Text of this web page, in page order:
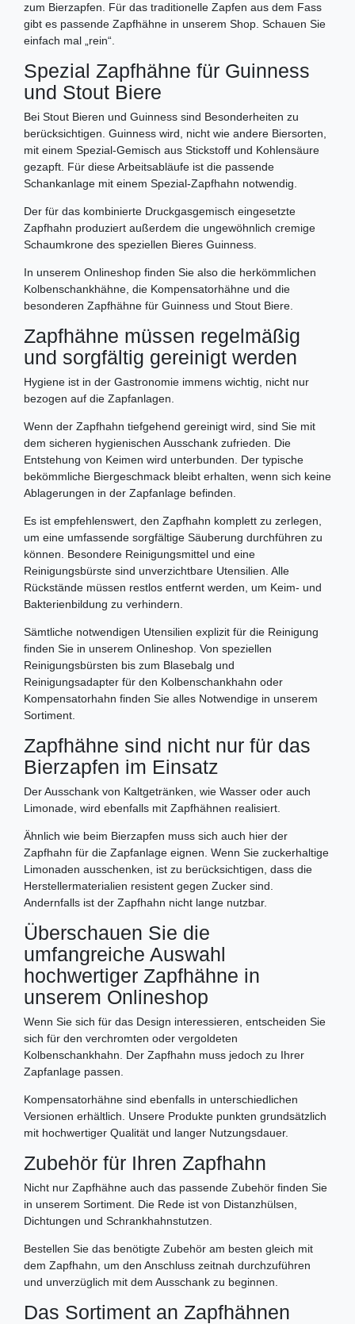
zum Bierzapfen. Für das traditionelle Zapfen aus dem Fass
gibt es passende Zapfhähne in unserem Shop. Schauen Sie
einfach mal „rein“.
Spezial Zapfhähne für Guinness
und Stout Biere
Bei Stout Bieren und Guinness sind Besonderheiten zu
berücksichtigen. Guinness wird, nicht wie andere Biersorten,
mit einem Spezial-Gemisch aus Stickstoff und Kohlensäure
gezapft. Für diese Arbeitsabläufe ist die passende
Schankanlage mit einem Spezial-Zapfhahn notwendig.
Der für das kombinierte Druckgasgemisch eingesetzte
Zapfhahn produziert außerdem die ungewöhnlich cremige
Schaumkrone des speziellen Bieres Guinness.
In unserem Onlineshop finden Sie also die herkömmlichen
Kolbenschankhähne, die Kompensatorhähne und die
besonderen Zapfhähne für Guinness und Stout Biere.
Zapfhähne müssen regelmäßig
und sorgfältig gereinigt werden
Hygiene ist in der Gastronomie immens wichtig, nicht nur
bezogen auf die Zapfanlagen.
Wenn der Zapfhahn tiefgehend gereinigt wird, sind Sie mit
dem sicheren hygienischen Ausschank zufrieden. Die
Entstehung von Keimen wird unterbunden. Der typische
bekömmliche Biergeschmack bleibt erhalten, wenn sich keine
Ablagerungen in der Zapfanlage befinden.
Es ist empfehlenswert, den Zapfhahn komplett zu zerlegen,
um eine umfassende sorgfältige Säuberung durchführen zu
können. Besondere Reinigungsmittel und eine
Reinigungsbürste sind unverzichtbare Utensilien. Alle
Rückstände müssen restlos entfernt werden, um Keim- und
Bakterienbildung zu verhindern.
Sämtliche notwendigen Utensilien explizit für die Reinigung
finden Sie in unserem Onlineshop. Von speziellen
Reinigungsbürsten bis zum Blasebalg und
Reinigungsadapter für den Kolbenschankhahn oder
Kompensatorhahn finden Sie alles Notwendige in unserem
Sortiment.
Zapfhähne sind nicht nur für das
Bierzapfen im Einsatz
Der Ausschank von Kaltgetränken, wie Wasser oder auch
Limonade, wird ebenfalls mit Zapfhähnen realisiert.
Ähnlich wie beim Bierzapfen muss sich auch hier der
Zapfhahn für die Zapfanlage eignen. Wenn Sie zuckerhaltige
Limonaden ausschenken, ist zu berücksichtigen, dass die
Herstellermaterialien resistent gegen Zucker sind.
Andernfalls ist der Zapfhahn nicht lange nutzbar.
Überschauen Sie die
umfangreiche Auswahl
hochwertiger Zapfhähne in
unserem Onlineshop
Wenn Sie sich für das Design interessieren, entscheiden Sie
sich für den verchromten oder vergoldeten
Kolbenschankhahn. Der Zapfhahn muss jedoch zu Ihrer
Zapfanlage passen.
Kompensatorhähne sind ebenfalls in unterschiedlichen
Versionen erhältlich. Unsere Produkte punkten grundsätzlich
mit hochwertiger Qualität und langer Nutzungsdauer.
Zubehör für Ihren Zapfhahn
Nicht nur Zapfhähne auch das passende Zubehör finden Sie
in unserem Sortiment. Die Rede ist von Distanzhülsen,
Dichtungen und Schrankhahnstutzen.
Bestellen Sie das benötigte Zubehör am besten gleich mit
dem Zapfhahn, um den Anschluss zeitnah durchzuführen
und unverzüglich mit dem Ausschank zu beginnen.
Das Sortiment an Zapfhähnen